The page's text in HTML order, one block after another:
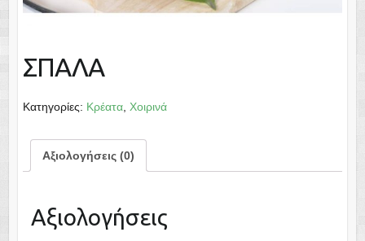
ΣΠΑΛΑ
Κατηγορίες: Κρέατα, Χοιρινά
Αξιολογήσεις (0)
Αξιολογήσεις